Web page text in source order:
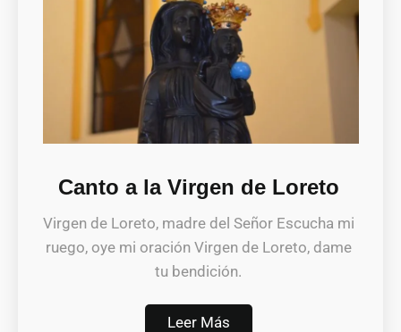
Canto a la Virgen de Loreto
Virgen de Loreto, madre del Señor Escucha mi
ruego, oye mi oración Virgen de Loreto, dame
tu bendición.
Leer Más